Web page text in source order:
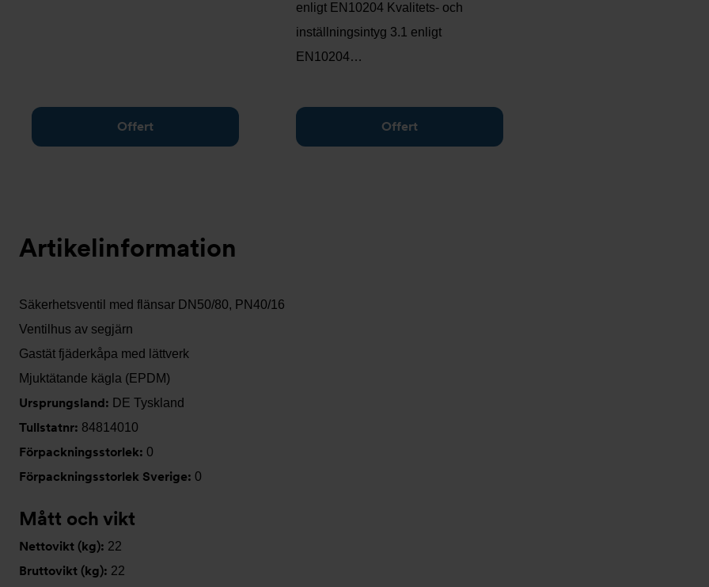
Offert
enligt EN10204 Kvalitets- och
inställningsintyg 3.1 enligt
EN10204…
Offert
Artikelinformation
Säkerhetsventil med flänsar DN50/80, PN40/16
Ventilhus av segjärn
Gastät fjäderkåpa med lättverk
Mjuktätande kägla (EPDM)
Ursprungsland: DE Tyskland
Tullstatnr: 84814010
Förpackningsstorlek: 0
Förpackningsstorlek Sverige: 0
Mått och vikt
Nettovikt (kg): 22
Bruttovikt (kg): 22